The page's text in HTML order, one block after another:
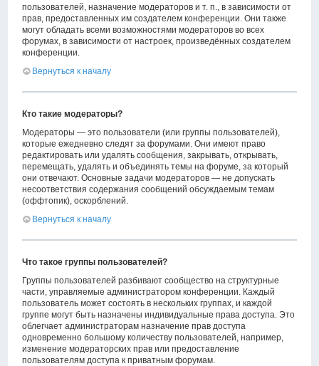
пользователей, назначение модераторов и т. п., в зависимости от
прав, предоставленных им создателем конференции. Они также
могут обладать всеми возможностями модераторов во всех
форумах, в зависимости от настроек, произведённых создателем
конференции.
Вернуться к началу
Кто такие модераторы?
Модераторы — это пользователи (или группы пользователей),
которые ежедневно следят за форумами. Они имеют право
редактировать или удалять сообщения, закрывать, открывать,
перемещать, удалять и объединять темы на форуме, за который
они отвечают. Основные задачи модераторов — не допускать
несоответствия содержания сообщений обсуждаемым темам
(оффтопик), оскорблений.
Вернуться к началу
Что такое группы пользователей?
Группы пользователей разбивают сообщество на структурные
части, управляемые администратором конференции. Каждый
пользователь может состоять в нескольких группах, и каждой
группе могут быть назначены индивидуальные права доступа. Это
облегчает администраторам назначение прав доступа
одновременно большому количеству пользователей, например,
изменение модераторских прав или предоставление
пользователям доступа к приватным форумам.